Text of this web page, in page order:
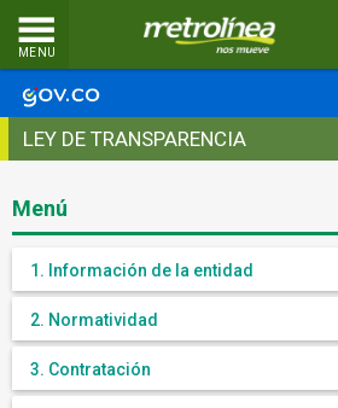
MENU
LEY DE TRANSPARENCIA
Menú
1. Información de la entidad
2. Normatividad
3. Contratación